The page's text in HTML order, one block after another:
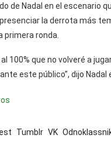
de Nadal en el escenario
la derrota más
primera ronda.
100% que no volveré a
este público”, dijo
Tumblr VK